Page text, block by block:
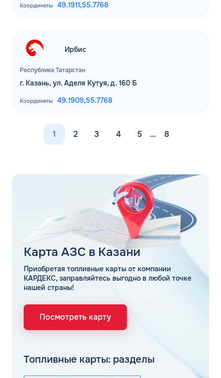
Координаты 49.1911,55.7768
Республика Татарстан
Ирбис
г. Казань, ул. Аделя Кутуя, д. 160 Б
Координаты 49.1909,55.7768
1 2 3 4 5 … 8
Карта АЗС в Казани
Приобретая топливные карты от компании
КАРДЕКС, заправляйтесь выгодно в любой точке
нашей страны!
Посмотреть карту
Топливные карты: разделы